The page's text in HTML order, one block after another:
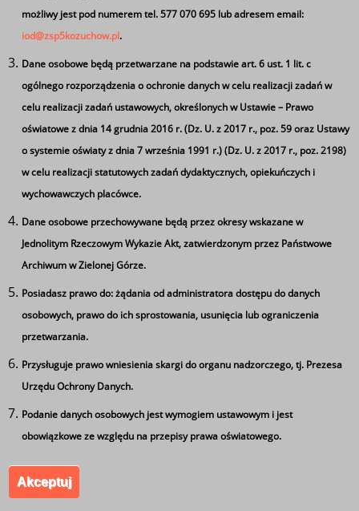
Laboratorium języka angielskiego
Pracownia przedsiębiorczości
Przez ostatnie lata placówka wykazała się aktywnością i
kreatywnością w działalności nie tylko dydaktycznej.
Ta strona wykorzystuje pliki cookie
Używamy informacji zapisanych za pomocą plików
korzystaniu z naszego serwisu. Mogą też korzystać z nich
współpracujące z nami firmy badawcze oraz reklamowe.
Jeżeli wyrażasz zgodę na zapisywanie informacji zawartej
w cookies kliknij na przycisk 'zgadzam się'. Jeśli nie
możesz zmienić w swojej przeglądarce.
możliwy jest pod numerem tel. 577 070 695 lub adresem email:
iod@zsp5kozuchow.pl.
Dane osobowe będą przetwarzane na podstawie art. 6 ust. 1 lit. c
ogólnego rozporządzenia o ochronie danych w celu realizacji zadań w
celu realizacji zadań ustawowych, określonych w Ustawie – Prawo
oświatowe z dnia 14 grudnia 2016 r. (Dz. U. z 2017 r., poz. 59 oraz Ustawy
o systemie oświaty z dnia 7 września 1991 r.) (Dz. U. z 2017 r., poz. 2198)
w celu realizacji statutowych zadań dydaktycznych, opiekuńczych i
wychowawczych placówce.
Dane osobowe przechowywane będą przez okresy wskazane w
Jednolitym Rzeczowym Wykazie Akt, zatwierdzonym przez Państwowe
Archiwum w Zielonej Górze.
Posiadasz prawo do: żądania od administratora dostępu do danych
osobowych, prawo do ich sprostowania, usunięcia lub ograniczenia
przetwarzania.
Przysługuje prawo wniesienia skargi do organu nadzorczego, tj. Prezesa
Urzędu Ochrony Danych.
Podanie danych osobowych jest wymogiem ustawowym i jest
obowiązkowe ze względu na przepisy prawa oświatowego.
Akceptuj